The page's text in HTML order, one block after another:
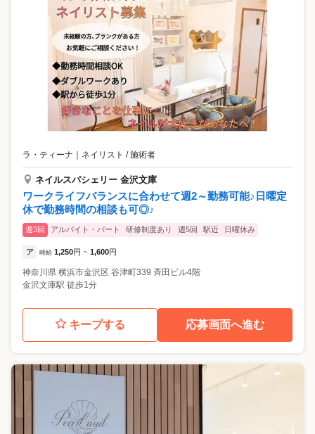
ラ・ティーナ ｜ ネイリスト / 施術者
ネイルスパシェリー 金沢文庫
ワークライフバランスに合わせて週2～勤務可能♪日曜定
休で勤務時間の相談も可◎♪
週3回 アルバイト・パート 研修制度あり 週5回 駅近 日曜休み
ア 時給 1,250円 ~ 1,600円
神奈川県 横浜市金沢区 谷津町339 斉田ビル4階
金沢文庫駅 徒歩1分
キープする 応募画面へ進む